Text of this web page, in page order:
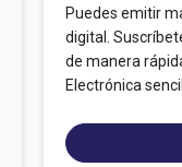
Puedes emitir
digital.
de manera
Electrónica